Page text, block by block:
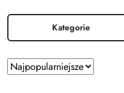
Kategorie
Zastosowano
sortowanie:
Sortuj
według